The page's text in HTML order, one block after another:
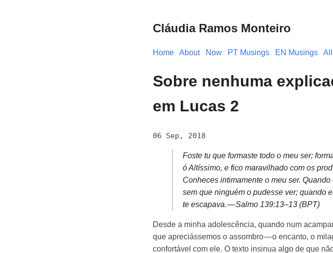
Cláudia Ramos Monteiro
Home About Now PT Musings EN Musings
Sobre nenhuma
em Lucas 2
06 Sep, 2018
Foste tu que formaste todo o meu ser;
ó Altíssimo, e fico maravilhado com os
Conheces intimamente o meu ser.
sem que ninguém o pudesse ver; quando
te escapava. — Salmo 139:13–13 (BPT)
Desde a minha adolescência, quando num
que apreciássemos o assombro — o encanto, o
confortável com ele. O texto insinua algo de que